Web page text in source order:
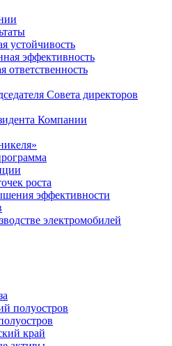
устойчивость
эффективность
ответственность
Совета директоров
Компании
роста
эффективности
электромобилей
полуостров
край